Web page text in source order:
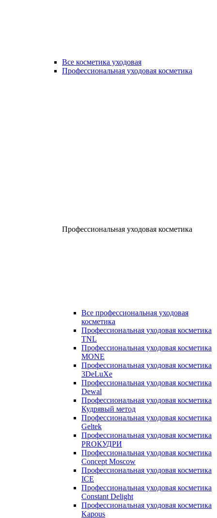
Все косметика уходовая
Профессиональная уходовая косметика
Профессиональная уходовая косметика
Все профессиональная уходовая
косметика
Профессиональная уходовая косметика
TNL
Профессиональная уходовая косметика
MONE
Профессиональная уходовая косметика
3DeLuXe
Профессиональная уходовая косметика
Dewal
Профессиональная уходовая косметика
Кудрявый метод
Профессиональная уходовая косметика
Geltek
Профессиональная уходовая косметика
PROКУДРИ
Профессиональная уходовая косметика
Concept Moscow
Профессиональная уходовая косметика
ICE
Профессиональная уходовая косметика
Constant Delight
Профессиональная уходовая косметика
Kapous